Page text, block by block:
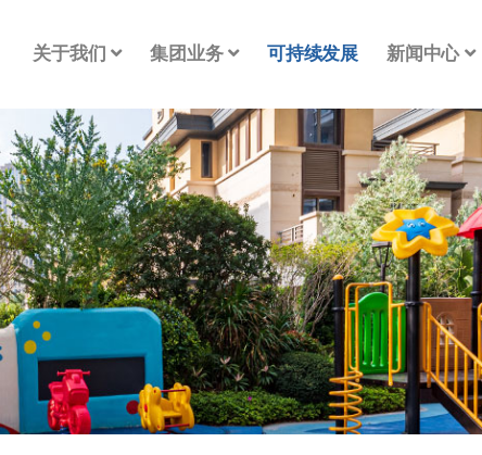
关于我们 集团业务 可持续发展 新闻中心